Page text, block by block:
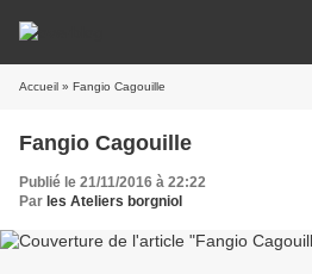
Accueil » Fangio Cagouille
Fangio Cagouille
Publié le 21/11/2016 à 22:22
Par les Ateliers borgniol